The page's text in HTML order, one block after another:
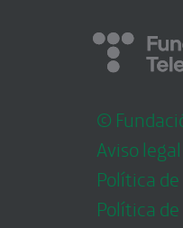
©
Aviso legal
Política
Política